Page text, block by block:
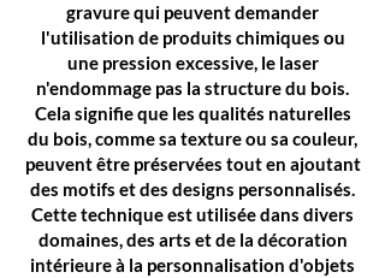
gravure qui peuvent demander
l'utilisation de produits chimiques ou
une pression excessive, le laser
n'endommage pas la structure du bois.
Cela signifie que les qualités naturelles
du bois, comme sa texture ou sa couleur,
peuvent être préservées tout en ajoutant
des motifs et des designs personnalisés.
Cette technique est utilisée dans divers
domaines, des arts et de la décoration
intérieure à la personnalisation d'objets